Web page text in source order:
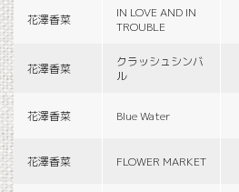
花澤香菜
IN LOVE AND IN
TROUBLE
花澤香菜
クラッシュシンバ
ル
花澤香菜 Blue Water
花澤香菜 FLOWER MARKET